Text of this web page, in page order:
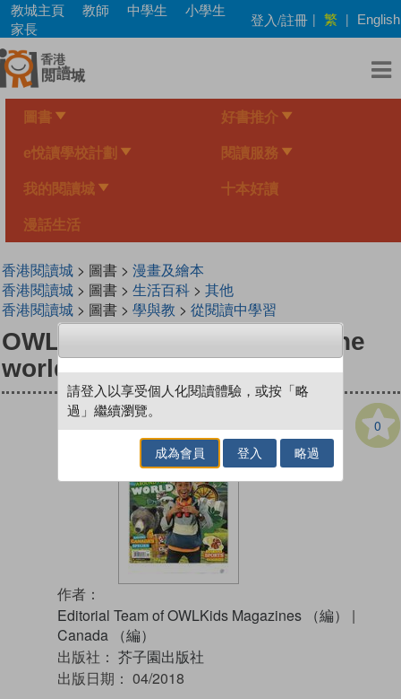
Skip
main
content
教城主頁 教師 中學生
小學生
家長
登入/註冊 | 繁 | English
圖書 好書推介
e悅讀學校計劃 閱讀服務
我的閱讀城 十本好讀
漫話生活
香港閱讀城> 圖書 > 漫畫及繪本
香港閱讀城> 圖書 > 生活百科> 其他
香港閱讀城> 圖書 > 學與教 > 從閱讀中學習
OWL: Going Green around the
world
0
作者：
Editorial Team of OWLKids Magazines （編）
|
Canada （編）
出版社： 芥子園出版社
出版日期： 04/2018
請登入以享受個人化閱讀體驗，或按「略
過」繼續瀏覽。
成為會員 登入 略過